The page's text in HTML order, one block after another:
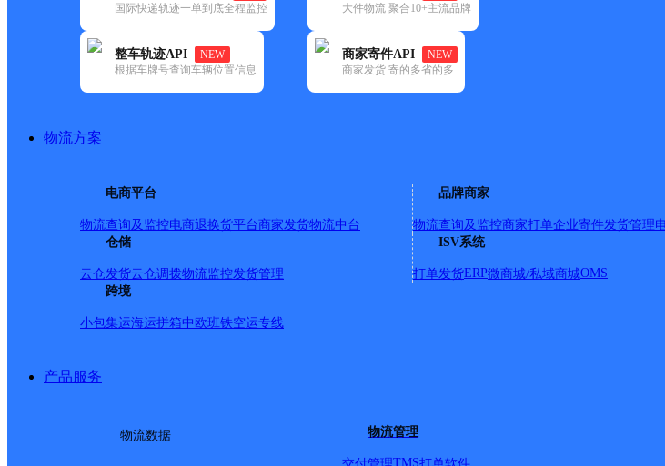
国际快递轨迹一单到底全程监控
整车轨迹API
NEW
根据车牌号查询车辆位置信息
大件物流 聚合10+主流品牌
商家寄件API
NEW
商家发货 寄的多省的多
物流方案
电商平台
物流查询及监控电商退换货平台商家发货物流中台
品牌商家
物流查询及监控商家打单企业寄件发货管理
仓储
云仓发货云仓调拨物流监控发货管理
ISV系统
打单发货ERP微商城/私域商城OMS
跨境
小包集运海运拼箱中欧班铁空运专线
产品服务
物流数据 物流管理
TMS
城市：临沂市 ✕ 快递：韵达速递 ✕
清空已选
通快递(36)
更多号码地址：中国山东省临沂市兰山区银雀山街道启阳路与陶然路交汇处178号
详情
更多号码地址：中国山东省临沂市河东区芝麻墩街道山东省临沂市河东区经济开发区芝麻墩
派送范围:坡埠村；中科印象；盛德桂园；沂河路135号；东方城经开店；沂河路166号；开发区会展